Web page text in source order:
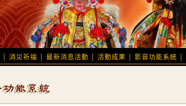
消災祈福 最新消息活動 活動成果 影音功能系統